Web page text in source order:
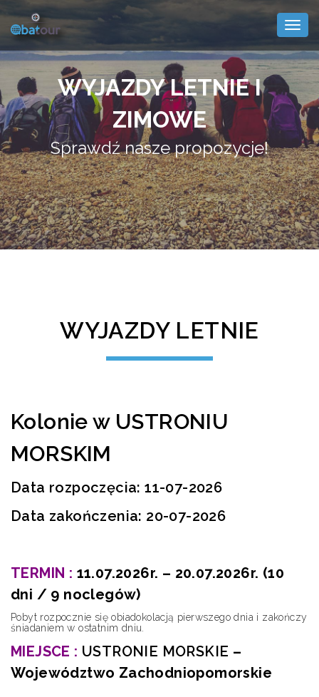
WYJAZDY LETNIE I
ZIMOWE
Sprawdź nasze propozycje!
WYJAZDY LETNIE
Kolonie w USTRONIU
MORSKIM
Data rozpoczęcia: 11-07-2026
Data zakończenia: 20-07-2026
TERMIN : 11.07.2026r. – 20.07.2026r. (10
dni / 9 noclegów)
Pobyt rozpocznie się obiadokolacją pierwszego dnia i zakończy
śniadaniem w ostatnim dniu.
MIEJSCE : USTRONIE MORSKIE –
Województwo Zachodniopomorskie